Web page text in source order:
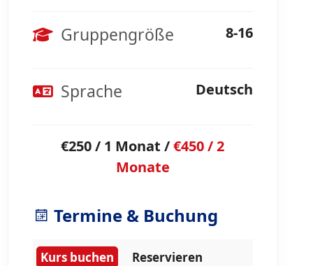
Gruppengröße 8-16
Sprache Deutsch
€250 / 1 Monat /€450 / 2
Monate
Termine & Buchung
Kurs buchen Reservieren